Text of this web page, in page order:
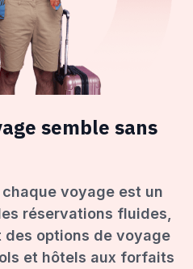
semble sans
voyage est un
réservations fluides,
des options de voyage
et hôtels aux forfaits